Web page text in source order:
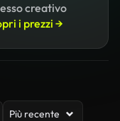
creativo
i prezzi →
Più recente